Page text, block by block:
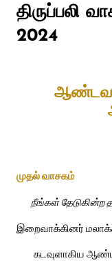
திருப்பலி
2024
முதல் வாசகம்
நீங்கள் தேடுகின்ற
இறைவாக்கினர்
கடவுளாகிய